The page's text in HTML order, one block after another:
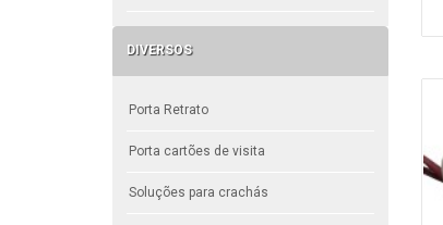
DIVERSOS
Porta Retrato
Porta cartões de visita
Soluções para crachás